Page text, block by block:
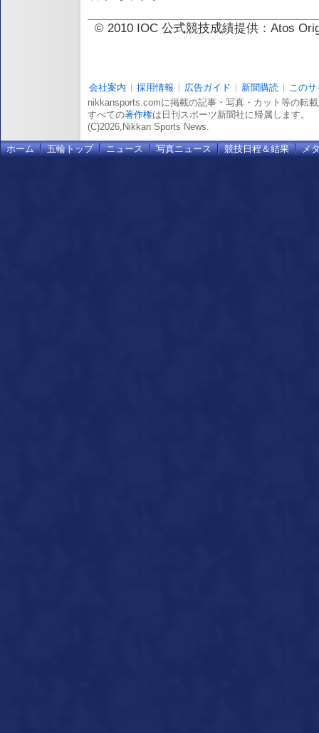
© 2010 IOC 公式競技成績提供：Atos
会社案内 採用情報 広告ガイド 新聞購読
この
nikkansports.comに掲載の記事・写真・カット等の転
すべての著作権は日刊スポーツ新聞社に帰属します。
(C)2026,Nikkan Sports News.
ホーム 五輪トップ ニュース 写真ニュース 競技日程＆結果 メ